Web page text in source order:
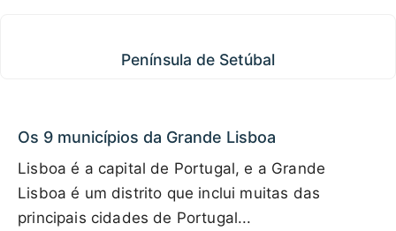
Península de Setúbal
Os 9 municípios da Grande Lisboa
Lisboa é a capital de Portugal, e a Grande
Lisboa é um distrito que inclui muitas das
principais cidades de Portugal...